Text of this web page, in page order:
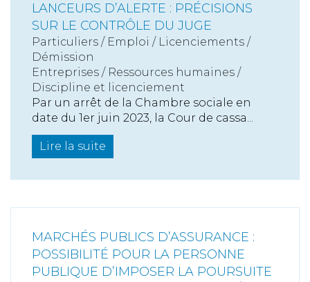
LANCEURS D’ALERTE : PRÉCISIONS
SUR LE CONTRÔLE DU JUGE
Particuliers / Emploi / Licenciements /
Démission
Entreprises / Ressources humaines /
Discipline et licenciement
Par un arrêt de la Chambre sociale en
date du 1er juin 2023, la Cour de cassa...
Lire la suite
MARCHÉS PUBLICS D’ASSURANCE :
POSSIBILITÉ POUR LA PERSONNE
PUBLIQUE D’IMPOSER LA POURSUITE